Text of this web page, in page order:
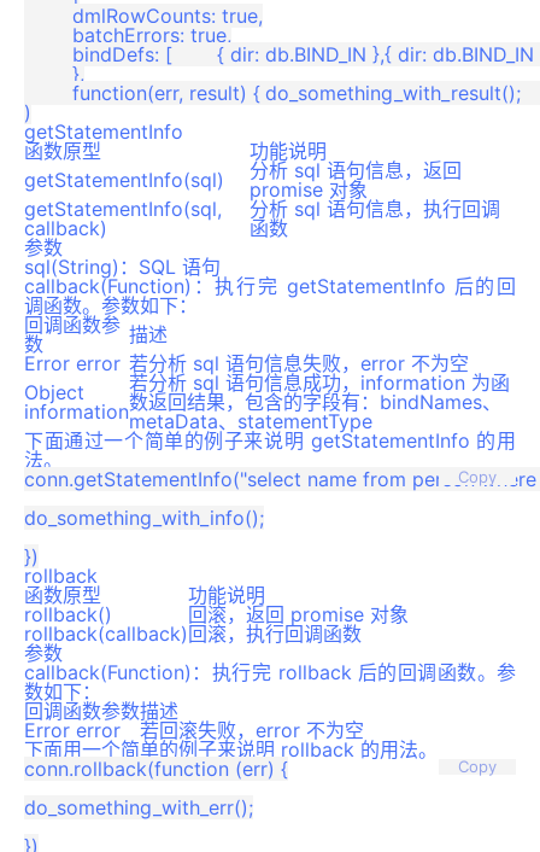
getStatementInfo
函数原型
功能说明
getStatementInfo(sql)
分析 sql 语句信息，返回
promise 对象
getStatementInfo(sql,
callback)
分析 sql 语句信息，执行回调
函数
参数
sql(String)：SQL 语句
callback(Function)：执行完 getStatementInfo 后的回
调函数。参数如下：
回调函数参
数
描述
Error error 若分析 sql 语句信息失败，error 不为空
Object
information
若分析 sql 语句信息成功，information 为函
数返回结果，包含的字段有：bindNames、
metaData、statementType
下面通过一个简单的例子来说明 getStatementInfo 的用
法。
Copy
conn.getStatementInfo("select name from person
do_something_with_info();
rollback
函数原型
功能说明
rollback()
回滚，返回 promise 对象
rollback(callback) 回滚，执行回调函数
参数
callback(Function)：执行完 rollback 后的回调函数。参
数如下：
回调函数参数描述
Error error
若回滚失败，error 不为空
下面用一个简单的例子来说明 rollback 的用法。
Copy
conn.rollback(function (err) {
do_something_with_err();